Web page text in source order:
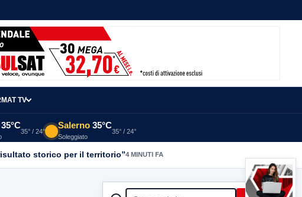
TV
35°C
35° / 24°
Salerno 35°C
Soleggiato
35° / 24°
storico per il territorio”4 MINUTI FA